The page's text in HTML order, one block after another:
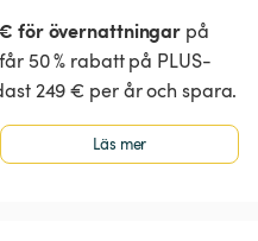
för övernattningar på
50 % rabatt på PLUS-
249 € per år och spara.
Läs mer